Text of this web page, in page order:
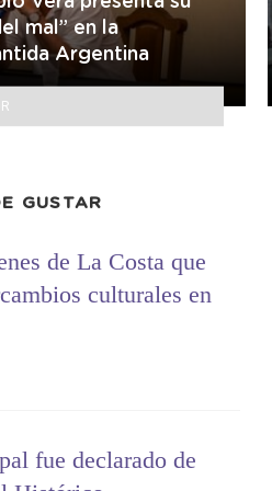
mal” en la
Argentina
GUSTAR
de La Costa que
culturales en
fue declarado de